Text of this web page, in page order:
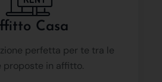
Casa
perfetta per te tra le
proposte in affitto.